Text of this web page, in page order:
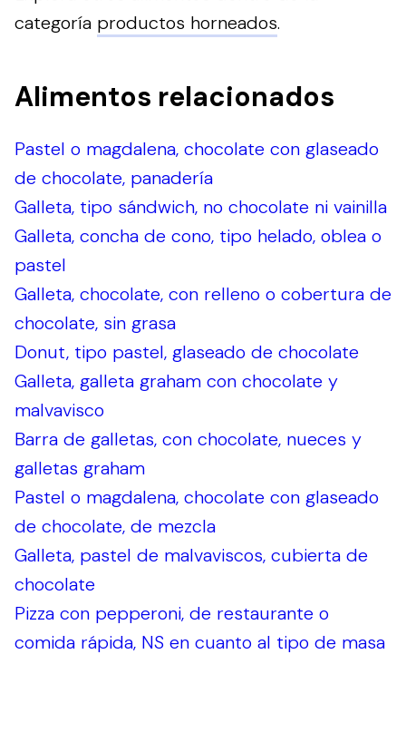
categoría productos horneados.
Alimentos relacionados
Pastel o magdalena, chocolate con glaseado
de chocolate, panadería
Galleta, tipo sándwich, no chocolate ni vainilla
Galleta, concha de cono, tipo helado, oblea o
pastel
Galleta, chocolate, con relleno o cobertura de
chocolate, sin grasa
Donut, tipo pastel, glaseado de chocolate
Galleta, galleta graham con chocolate y
malvavisco
Barra de galletas, con chocolate, nueces y
galletas graham
Pastel o magdalena, chocolate con glaseado
de chocolate, de mezcla
Galleta, pastel de malvaviscos, cubierta de
chocolate
Pizza con pepperoni, de restaurante o
comida rápida, NS en cuanto al tipo de masa